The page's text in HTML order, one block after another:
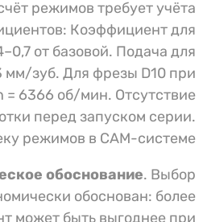
режимов требует учёта
Коэффициент для
от базовой. Подача для
мм/зуб. Для фрезы D10 при
6366 об/мин. Отсутствие
перед запуском серии.
режимов в CAM-системе.
обоснование. Выбор
обоснован: более
может быть выгоднее при